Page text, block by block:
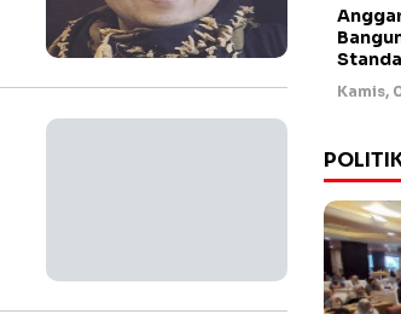
Kamis,